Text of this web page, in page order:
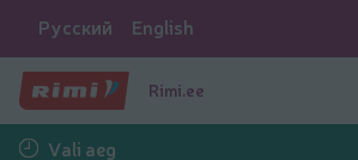
Русский English
Rimi.ee
Vali aeg